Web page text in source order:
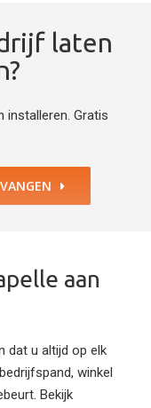
laten
installeren. Gratis
aan
dat u altijd op elk
winkel
Bekijk